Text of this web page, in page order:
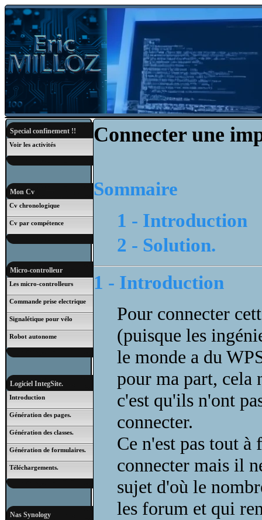
Special confinement !!
Voir les activités
Mon Cv
Cv chronologique
Cv par compétence
Micro-controlleur
Les micro-controlleurs
Commande prise electrique
Signalétique pour vélo
Robot autonome
Logiciel IntegSite.
Introduction
Génération des pages.
Génération des classes.
Génération de formulaires.
Téléchargements.
Nas Synology
Connecter une
Sommaire
1 - Introduction
2 - Solution.
1 - Introduction
Pour connecter
(puisque les
le monde a du
pour ma part, cela
c'est qu'ils n'ont
connecter.
Ce n'est pas tout
connecter mais il
sujet d'où le
les forum et qui